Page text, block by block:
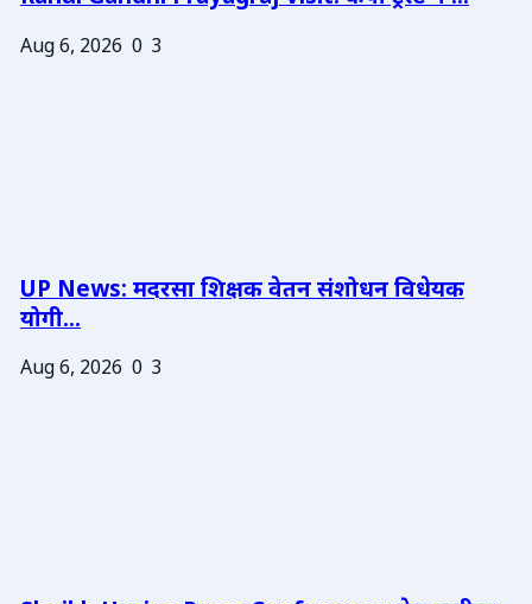
Aug 6, 2026 0 3
UP News: मदरसा शिक्षक वेतन संशोधन विधेयक
योगी...
Aug 6, 2026 0 3